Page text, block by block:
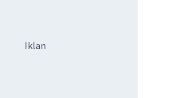
Iklan